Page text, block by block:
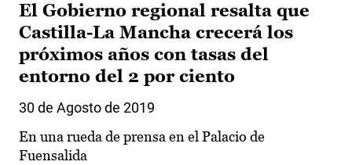
El Gobierno regional resalta que
Castilla-La Mancha crecerá los
próximos años con tasas del
entorno del 2 por ciento
30 de Agosto de 2019
En una rueda de prensa en el Palacio de
Fuensalida